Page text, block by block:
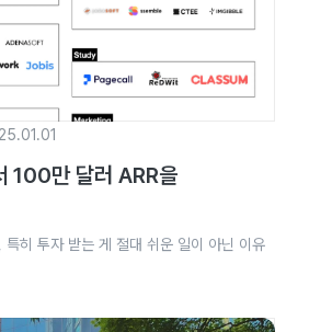
100만 달러 ARR을
특히 투자 받는 게 절대 쉬운 일이 아닌 이유